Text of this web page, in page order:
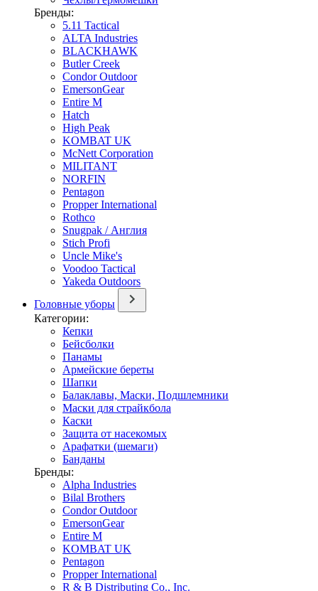
Бренды:
5.11 Tactical
ALTA Industries
BLACKHAWK
Butler Creek
Condor Outdoor
EmersonGear
Entire M
Hatch
High Peak
KOMBAT UK
McNett Corporation
MILITANT
NORFIN
Pentagon
Propper International
Rothco
Snugpak / Англия
Stich Profi
Uncle Mike's
Voodoo Tactical
Yakeda Outdoors
Головные уборы
Категории:
Кепки
Бейсболки
Панамы
Армейские береты
Шапки
Балаклавы, Маски, Подшлемники
Маски для страйкбола
Каски
Защита от насекомых
Арафатки (шемаги)
Банданы
Бренды:
Alpha Industries
Bilal Brothers
Condor Outdoor
EmersonGear
Entire M
KOMBAT UK
Pentagon
Propper International
R & B Distributing Co., Inc.